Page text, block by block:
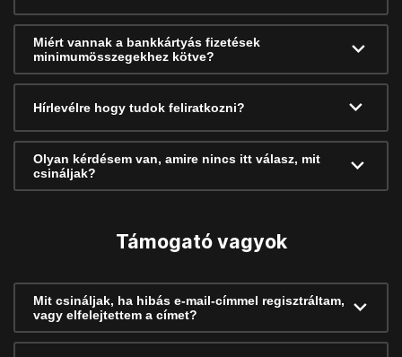
Miért vannak a bankkártyás fizetések
minimumösszegekhez kötve?
Hírlevélre hogy tudok feliratkozni?
Olyan kérdésem van, amire nincs itt válasz, mit
csináljak?
Támogató vagyok
Mit csináljak, ha hibás e-mail-címmel regisztráltam,
vagy elfelejtettem a címet?